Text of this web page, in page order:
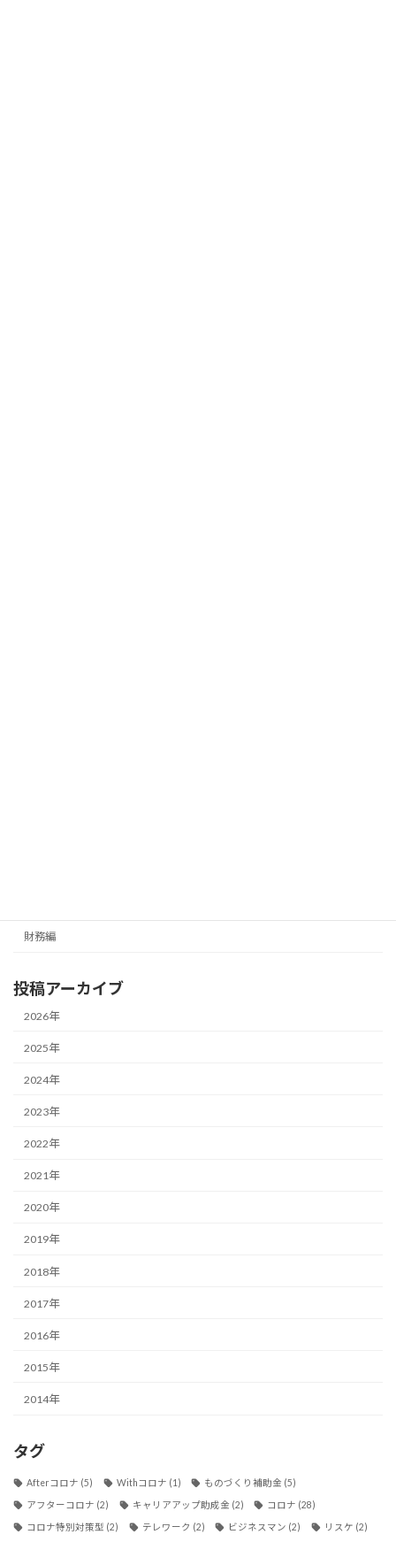
財務編
投稿アーカイブ
2026年
2025年
2024年
2023年
2022年
2021年
2020年
2019年
2018年
2017年
2016年
2015年
2014年
タグ
Afterコロナ (5) Withコロナ (1) ものづくり補助金 (5)
アフターコロナ (2) キャリアアップ助成金 (2) コロナ (28)
コロナ特別対策型 (2) テレワーク (2) ビジネスマン (2) リスケ (2)